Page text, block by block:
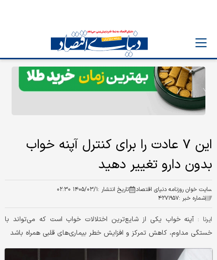
این ۷ عادت‌ را برای کنترل آپنه خواب
بدون دارو تغییر دهید
سایت خوان روزنامه دنیای اقتصاد تاریخ انتشار :۱۴۰۵/۰۳/۱ ۰۲:۳۰
شماره خبر :۴۲۷۱۹۵۷
ایرنا : آپنه خواب یکی از شایع‌ترین اختلالات خواب است که می‌تواند با
خستگی مداوم، کاهش تمرکز و افزایش خطر بیماری‌های قلبی همراه باشد